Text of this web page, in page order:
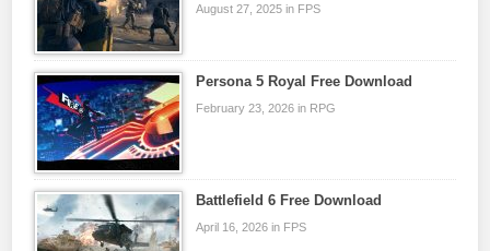
August 27, 2025 in FPS
Persona 5 Royal Free Download
February 23, 2026 in RPG
Battlefield 6 Free Download
April 16, 2026 in FPS